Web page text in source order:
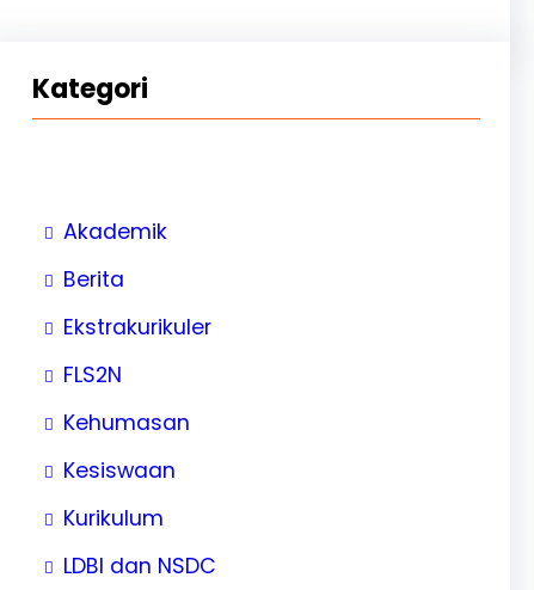
Kategori
Akademik
Berita
Ekstrakurikuler
FLS2N
Kehumasan
Kesiswaan
Kurikulum
LDBI dan NSDC